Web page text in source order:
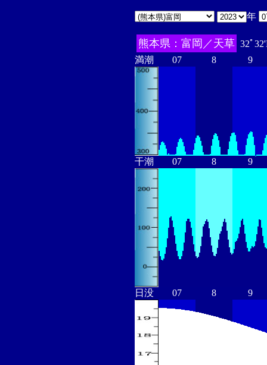
年
熊本県：富岡／天草 32ﾟ
満潮
07 8 9
干潮 07 8 9
日没 07 8 9